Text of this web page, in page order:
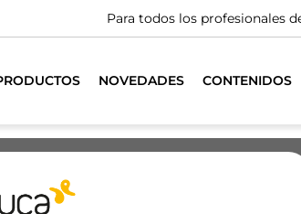
Disponemos de distribuidores
NOVEDADES CONTENIDOS
Bisagras